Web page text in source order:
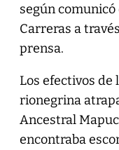
según
Carreras a
prensa.
Los efectivos de
rionegrina
Ancestral
encontraba